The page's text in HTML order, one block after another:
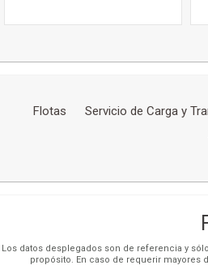
Flotas Servicio de Carga y
Los datos desplegados son de referencia y
propósito. En caso de requerir